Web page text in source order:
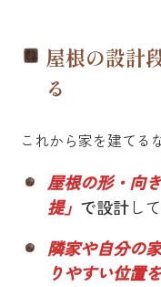
屋根の設計
る
これから家を建てる
屋根の形・向
提」 で設計し
隣家や自分の
りやすい位置